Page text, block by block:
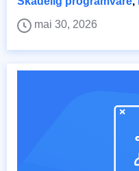
mai 30, 2026